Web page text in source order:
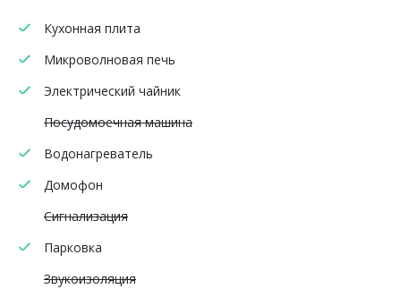
Кухонная плита
Микроволновая печь
Электрический чайник
Посудомоечная машина
Водонагреватель
Домофон
Сигнализация
Парковка
Звукоизоляция